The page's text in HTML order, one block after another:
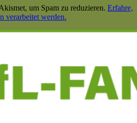
um Spam zu reduzieren. Erfahre,
verarbeitet werden.